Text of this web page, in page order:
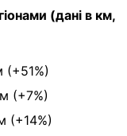
(дані в км,
(+7%)
(+14%)